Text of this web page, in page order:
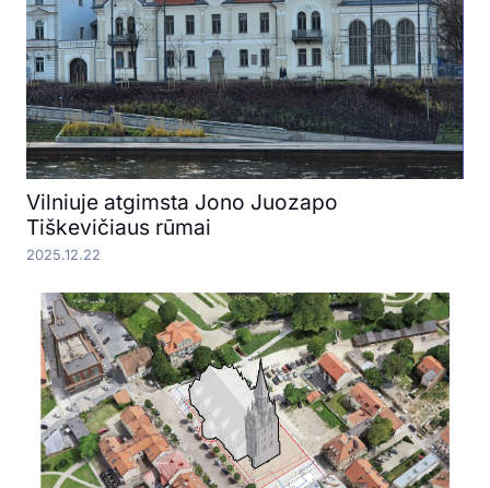
Vilniuje atgimsta Jono Juozapo
Tiškevičiaus rūmai
2025.12.22